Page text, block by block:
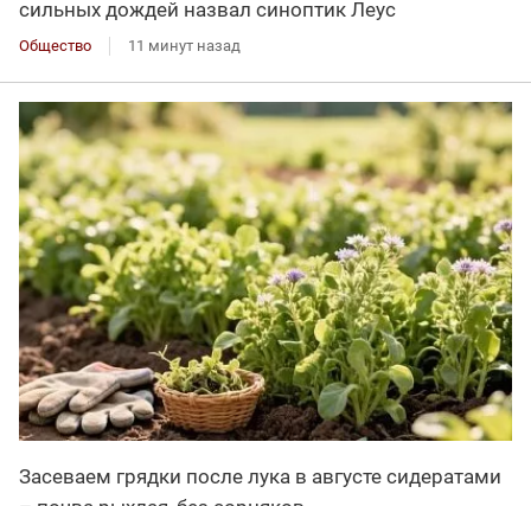
сильных дождей назвал синоптик Леус
Общество 11 минут назад
Засеваем грядки после лука в августе сидератами